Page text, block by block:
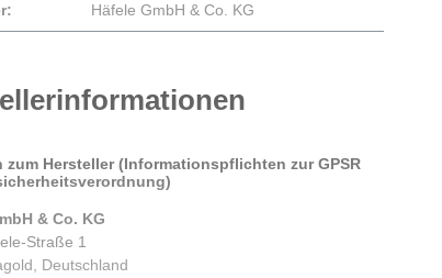
Häfele GmbH & Co. KG
zum Hersteller (Informationspflichten zur GPSR
& Co. KG
Straße 1
Deutschland